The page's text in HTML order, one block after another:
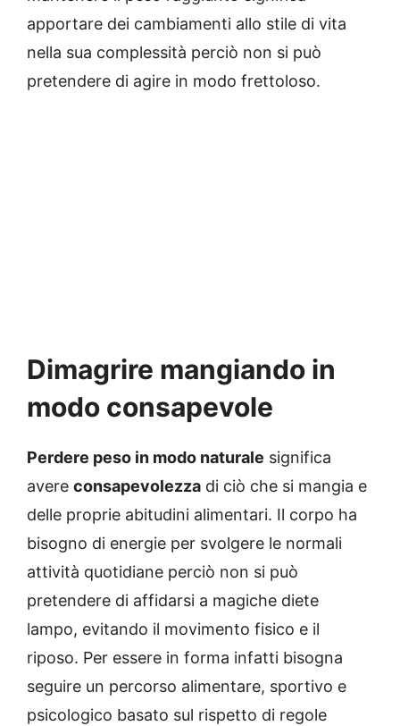
apportare dei cambiamenti allo stile di vita
nella sua complessità perciò non si può
pretendere di agire in modo frettoloso.
Dimagrire mangiando in
modo consapevole
Perdere peso in modo naturale significa
avere consapevolezza di ciò che si mangia e
delle proprie abitudini alimentari. Il corpo ha
bisogno di energie per svolgere le normali
attività quotidiane perciò non si può
pretendere di affidarsi a magiche diete
lampo, evitando il movimento fisico e il
riposo. Per essere in forma infatti bisogna
seguire un percorso alimentare, sportivo e
psicologico basato sul rispetto di regole